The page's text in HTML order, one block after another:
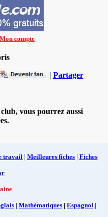
Mon compte
| Partager
vous pourrez aussi
travail | Meilleures fiches | Fiches
| Mathématiques | Espagnol |